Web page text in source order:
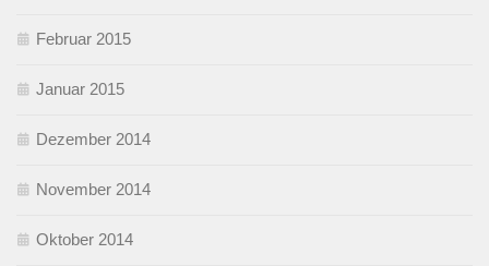
Februar 2015
Januar 2015
Dezember 2014
November 2014
Oktober 2014